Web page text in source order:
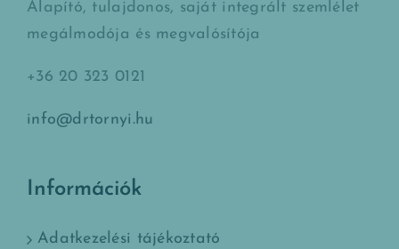
Alapító, tulajdonos, saját integrált szemlélet
megálmodója és megvalósítója
+36 20 323 0121
info@drtornyi.hu
Információk
Adatkezelési tájékoztató